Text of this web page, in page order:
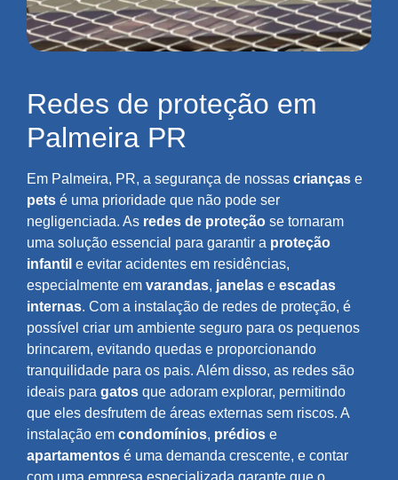
Redes de proteção em
Palmeira PR
Em Palmeira, PR, a segurança de nossas crianças e
pets é uma prioridade que não pode ser
negligenciada. As redes de proteção se tornaram
uma solução essencial para garantir a proteção
infantil e evitar acidentes em residências,
especialmente em varandas, janelas e escadas
internas. Com a instalação de redes de proteção, é
possível criar um ambiente seguro para os pequenos
brincarem, evitando quedas e proporcionando
tranquilidade para os pais. Além disso, as redes são
ideais para gatos que adoram explorar, permitindo
que eles desfrutem de áreas externas sem riscos. A
instalação em condomínios, prédios e
apartamentos é uma demanda crescente, e contar